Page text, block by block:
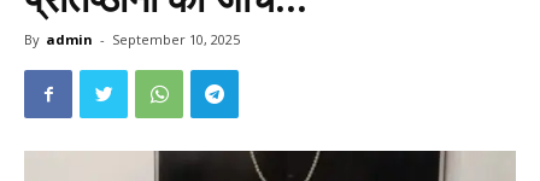
By admin - September 10, 2025